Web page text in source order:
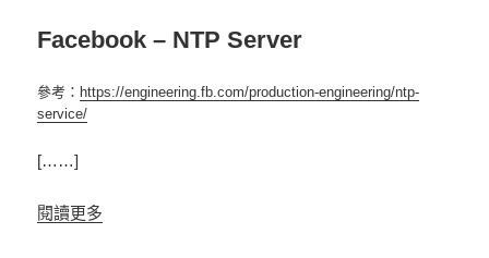
Facebook – NTP Server
參考： https://engineering.fb.com/production-engineering/ntp-
service/
[……]
閱讀更多